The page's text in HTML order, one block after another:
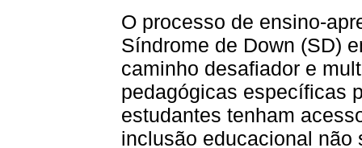
O processo de ensino-
Síndrome de Down (SD)
caminho desafiador e
pedagógicas específicas
estudantes tenham
inclusão educacional